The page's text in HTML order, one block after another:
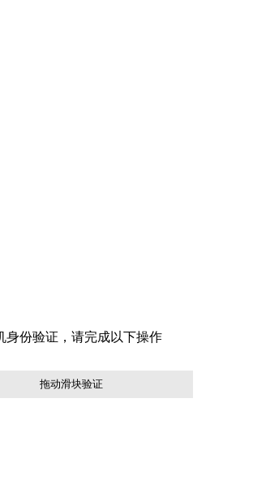
拖动滑块验证